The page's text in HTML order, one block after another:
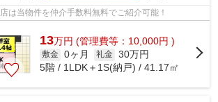
は当物件を仲介手数料無料でご紹介可能！
13万円 (管理費等：10,000円 )
敷金 0ヶ月 礼金 30万円
5階 / 1LDK＋1S(納戸) / 41.17㎡